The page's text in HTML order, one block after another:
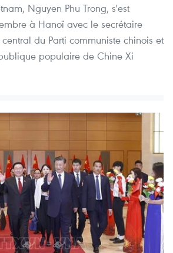
Nguyen Phu Trong, s'est
à Hanoï avec le secrétaire
du Parti communiste chinois et
populaire de Chine Xi